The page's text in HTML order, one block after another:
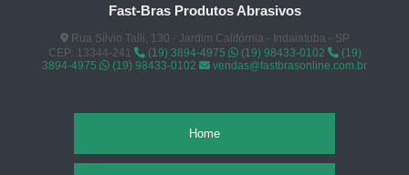
Fast-Bras Produtos Abrasivos
Rua Sílvio Talli, 130 - Jardim Califórnia - Indaiatuba - SP
CEP: 13344-241
(19) 3894-4975 (19) 98433-0102
(19)
3894-4975
(19) 98433-0102 vendas@fastbrasonline.com.br
Home